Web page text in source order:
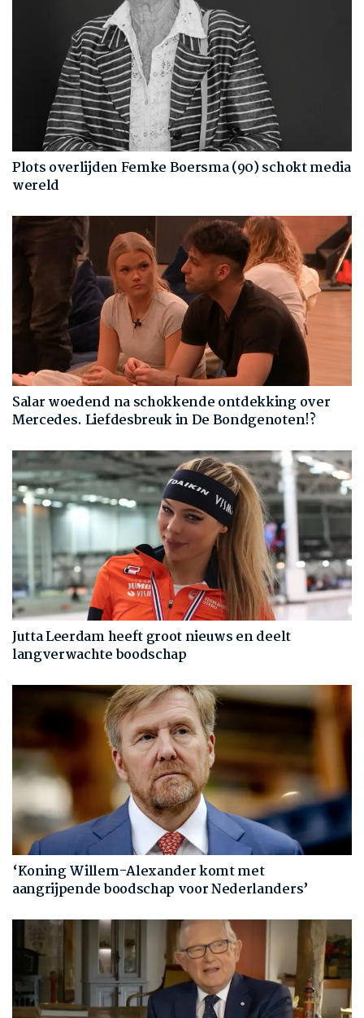
Plots overlijden Femke Boersma (90) schokt media
wereld
Salar woedend na schokkende ontdekking over
Mercedes. Liefdesbreuk in De Bondgenoten!?
Jutta Leerdam heeft groot nieuws en deelt
langverwachte boodschap
‘Koning Willem-Alexander komt met
aangrijpende boodschap voor Nederlanders’